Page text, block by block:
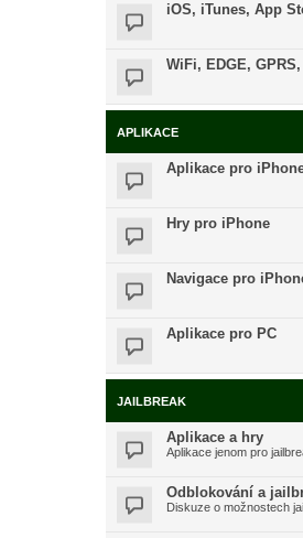
iOS, iTunes, App
WiFi, EDGE,
APLIKACE
Aplikace pro
Hry pro iPhone
Navigace pro
Aplikace pro PC
JAILBREAK
Aplikace a hry
Aplikace jenom pro
Odblokování a
Diskuze o možnostech